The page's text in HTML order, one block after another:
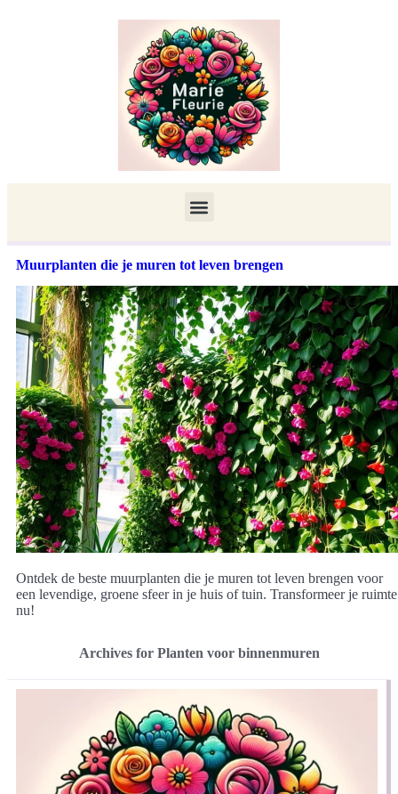
Muurplanten die je muren tot leven brengen
Ontdek de beste muurplanten die je muren tot leven brengen voor
een levendige, groene sfeer in je huis of tuin. Transformeer je ruimte
nu!
Archives for Planten voor binnenmuren